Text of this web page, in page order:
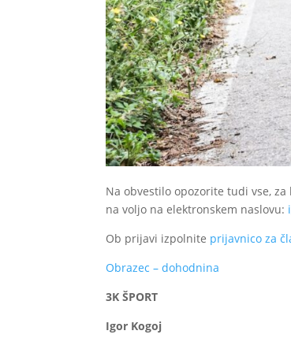
Na obvestilo opozorite tudi vse,
na voljo na elektronskem naslovu:
Ob prijavi izpolnite prijavnico za
Obrazec – dohodnina
3K ŠPORT
Igor Kogoj